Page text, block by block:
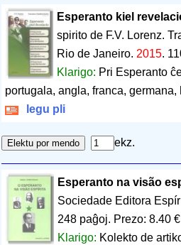
Esperanto kiel
spirito de F.V. Lorenz.
Rio de Janeiro. 2015.
Klarigo: Pri Esperanto
portugala, angla, franca,
legu pli
ekz.
Esperanto na visão
Sociedade Editora
248 paĝoj. Prezo: 8.40 €
Klarigo: Kolekto de